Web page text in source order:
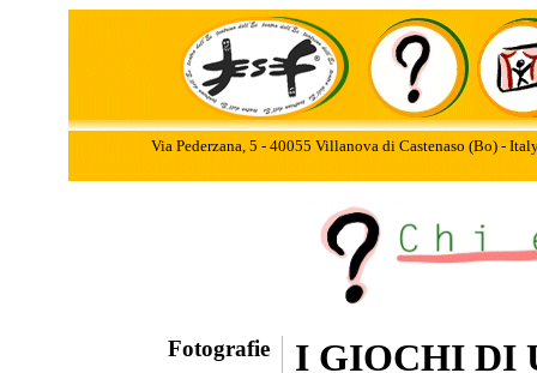
Via Pederzana, 5 - 40055 Villanova di Castenaso (Bo) -
Fotografie I GIOCHI DI